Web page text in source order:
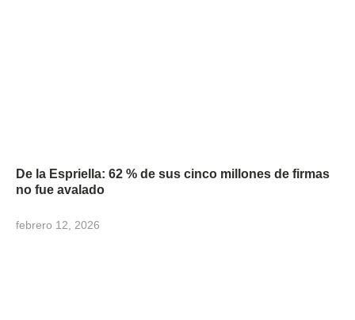
De la Espriella: 62 % de sus cinco millones de firmas
no fue avalado
febrero 12, 2026